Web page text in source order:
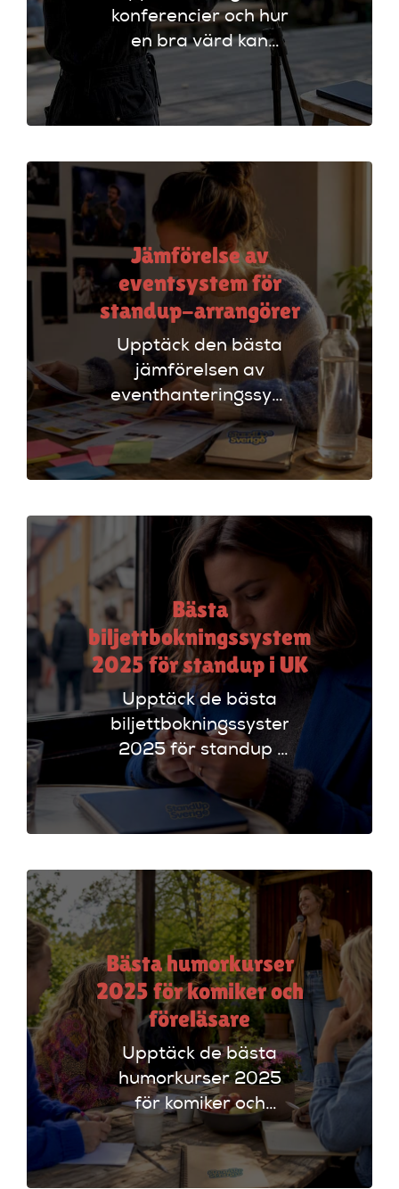
konferencier och hur
en bra värd kan
lyfta ditt event. Följ
vår checklista för
att säkerställa en
arrangemang!
Jämförelse av
eventsystem för
standup-arrangörer
Upptäck den bästa
jämförelsen av
eventhanteringssystem
för standup-
arrangörer. Få
insikter om
evenemangskalender
och biljettlänkar!
Bästa
biljettbokningssystem
2025 för standup i UK
Upptäck de bästa
biljettbokningssystem
2025 för standup i
UK. Jämför
plattformar som
Ticketmaster och
rätt alternativ!
Bästa humorkurser
2025 för komiker och
föreläsare
Upptäck de bästa
humorkurser 2025
för komiker och
föreläsare. Lär dig
tekniker och få
scenerfarenhet med